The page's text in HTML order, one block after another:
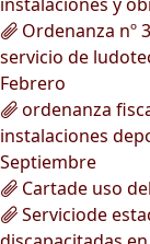
Ordenanza nº
servicio de
Febrero
ordenanza
instalaciones
Septiembre
Cartade uso
Serviciode